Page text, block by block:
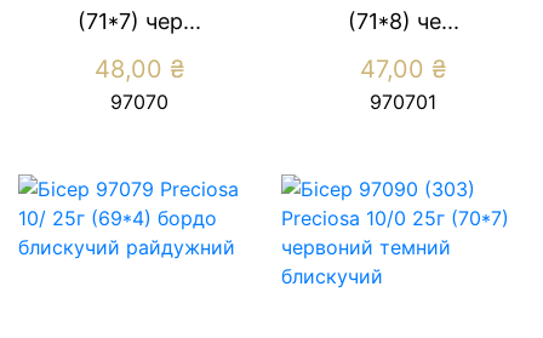
(71*7) чер...
48,00 ₴
97070
(71*8) че...
47,00 ₴
970701